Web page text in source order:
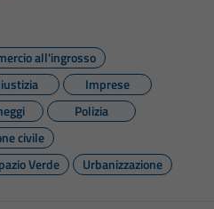
all'ingrosso
Imprese
Polizia
civile
Verde Urbanizzazione